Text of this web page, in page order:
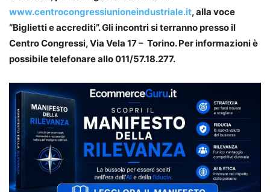
www.centrocongressiunioneindustriale.it, alla voce
“Biglietti e accrediti”. Gli incontri si terranno presso il
Centro Congressi, Via Vela 17 – Torino. Per informazioni è
possibile telefonare allo 011/57.18.277.